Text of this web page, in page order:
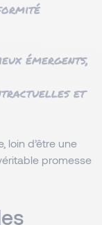
émergents,
et
loin d’être une
promesse